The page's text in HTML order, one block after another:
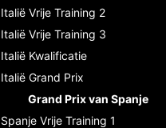
Vrije Training 2
Vrije Training 3
Kwalificatie
Grand Prix
Grand Prix van Spanje
Vrije Training 1